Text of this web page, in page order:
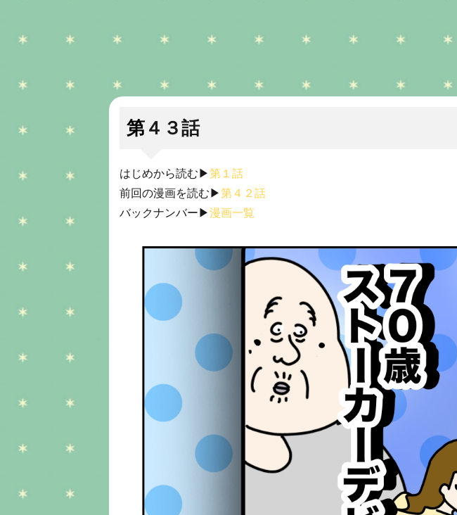
第４３話
はじめから読む▶︎第１話
前回の漫画を読む▶︎第４２話
バックナンバー▶︎漫画一覧